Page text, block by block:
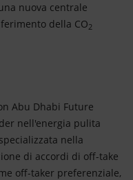
nuova centrale
della CO2
Abu Dhabi Future
nell'energia pulita
nella
di accordi di off-take
off-taker preferenziale,